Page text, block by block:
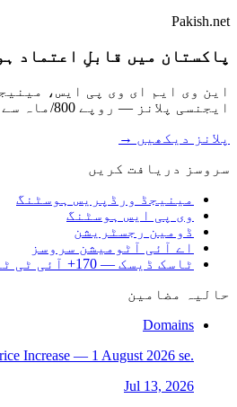
Pakish.net
پاکستان میں قابلِ اعتماد
این وی ایم ای وی پی ایس،
ایجنسی پلانز — روپے 800/ماہ سے شروع۔
پلانز دیکھیں →
سروسز دریافت کریں
مینیجڈ ورڈپریس ہوسٹنگ
وی پی ایس ہوسٹنگ
ڈومین رجسٹریشن
اے آئی آٹومیشن سروسز
ٹاسک ڈیسک — 170+ آئی ٹی ٹاسکس
حالیہ مضامین
Domains
.PK Domain Price Increase — 1 August 2026 se
Jul 13, 2026